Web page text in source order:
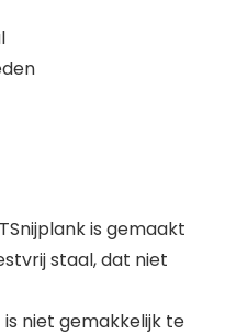
is gemaakt
staal, dat niet
is niet gemakkelijk te